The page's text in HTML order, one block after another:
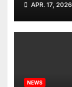
APR. 17, 2026
NEWS